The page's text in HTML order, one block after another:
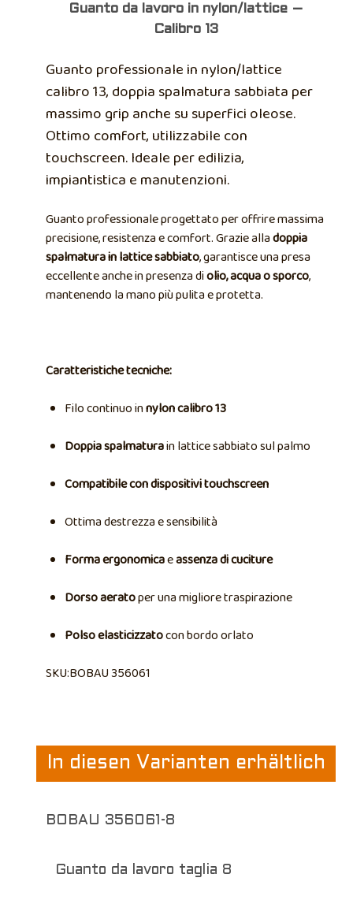
Guanto da lavoro in nylon/lattice –
Calibro 13
Guanto professionale in nylon/lattice
calibro 13, doppia spalmatura sabbiata per
massimo grip anche su superfici oleose.
Ottimo comfort, utilizzabile con
touchscreen. Ideale per edilizia,
impiantistica e manutenzioni.
Guanto professionale progettato per offrire massima
precisione, resistenza e comfort. Grazie alladoppia
spalmatura in lattice sabbiato, garantisce una presa
eccellente anche in presenza diolio, acqua o sporco,
mantenendo la mano più pulita e protetta.
Caratteristiche tecniche:
Filo continuo innylon calibro 13
Doppia spalmaturain lattice sabbiato sul palmo
Compatibile con dispositivi touchscreen
Ottima destrezza e sensibilità
Forma ergonomicaeassenza di cuciture
Dorso aeratoper una migliore traspirazione
Polso elasticizzatocon bordo orlato
SKU:BOBAU 356061
In diesen Varianten erhältlich
BOBAU 356061-8
Guanto da lavoro taglia 8